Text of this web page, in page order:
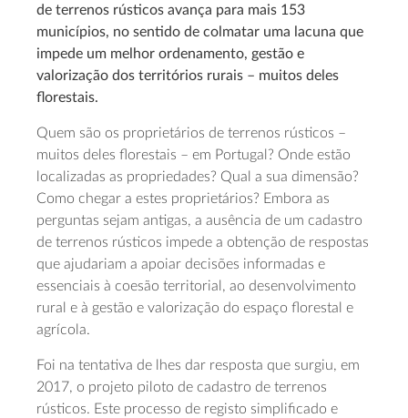
de terrenos rústicos avança para mais 153
municípios, no sentido de colmatar uma lacuna que
impede um melhor ordenamento, gestão e
valorização dos territórios rurais – muitos deles
florestais.
Quem são os proprietários de terrenos rústicos –
muitos deles florestais – em Portugal? Onde estão
localizadas as propriedades? Qual a sua dimensão?
Como chegar a estes proprietários? Embora as
perguntas sejam antigas, a ausência de um cadastro
de terrenos rústicos impede a obtenção de respostas
que ajudariam a apoiar decisões informadas e
essenciais à coesão territorial, ao desenvolvimento
rural e à gestão e valorização do espaço florestal e
agrícola.
Foi na tentativa de lhes dar resposta que surgiu, em
2017, o projeto piloto de cadastro de terrenos
rústicos. Este processo de registo simplificado e